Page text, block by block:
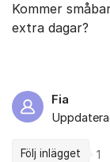
Kommer
extra dagar?
Fia
Följ inlägget 1